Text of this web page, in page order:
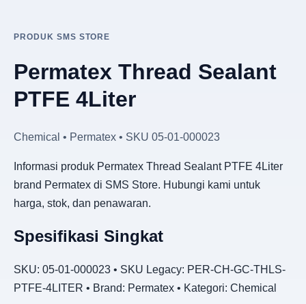
PRODUK SMS STORE
Permatex Thread Sealant
PTFE 4Liter
Chemical • Permatex • SKU 05-01-000023
Informasi produk Permatex Thread Sealant PTFE 4Liter
brand Permatex di SMS Store. Hubungi kami untuk
harga, stok, dan penawaran.
Spesifikasi Singkat
SKU: 05-01-000023 • SKU Legacy: PER-CH-GC-THLS-
PTFE-4LITER • Brand: Permatex • Kategori: Chemical